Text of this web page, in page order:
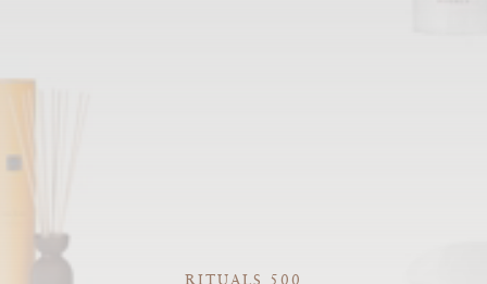
RITUALS 500